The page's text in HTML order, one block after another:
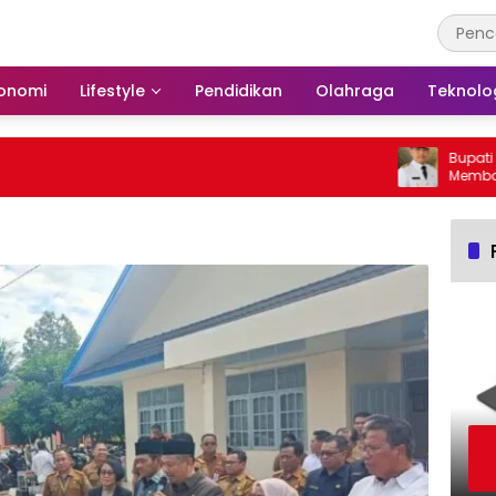
Lifestyle Pendidikan Olahraga
Bupati
Membakar
Barito